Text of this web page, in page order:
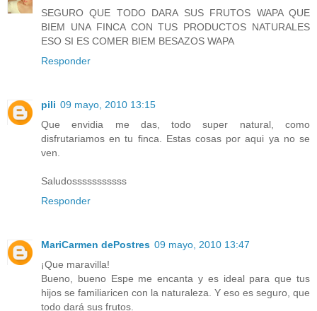
SEGURO QUE TODO DARA SUS FRUTOS WAPA QUE
BIEM UNA FINCA CON TUS PRODUCTOS NATURALES
ESO SI ES COMER BIEM BESAZOS WAPA
Responder
pili 09 mayo, 2010 13:15
Que envidia me das, todo super natural, como
disfrutariamos en tu finca. Estas cosas por aqui ya no se
ven.
Saludosssssssssss
Responder
MariCarmen dePostres 09 mayo, 2010 13:47
¡Que maravilla!
Bueno, bueno Espe me encanta y es ideal para que tus
hijos se familiaricen con la naturaleza. Y eso es seguro, que
todo dará sus frutos.